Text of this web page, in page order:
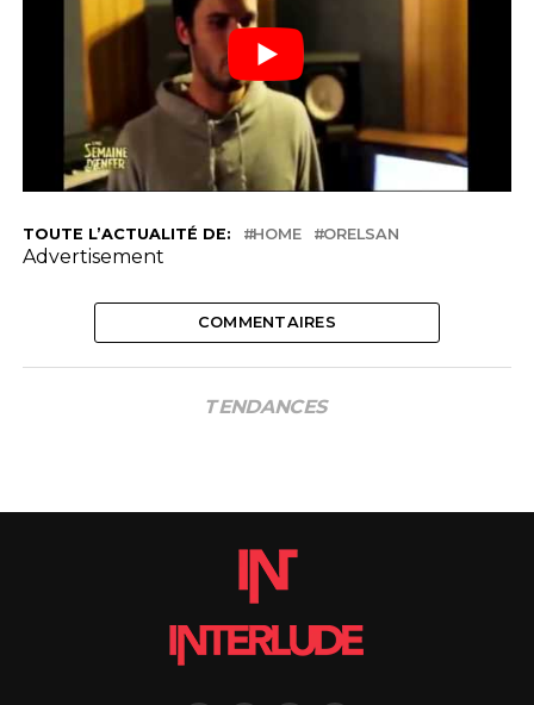
TOUTE L’ACTUALITÉ DE: HOME ORELSAN
Advertisement
COMMENTAIRES
TENDANCES